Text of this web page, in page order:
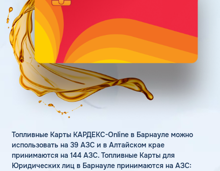
Статьи
Цена бензина и ДТ
Личный кабинет
Карта АЗС
Получить консультацию
Топливные Карты КАРДЕКС-Online в Барнауле можно
использовать на 39 АЗС и в Алтайском крае
принимаются на 144 АЗС. Топливные Карты для
Юридических лиц в Барнауле принимаются на АЗС: